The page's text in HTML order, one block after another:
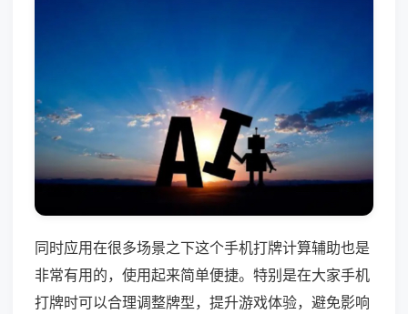
同时应用在很多场景之下这个手机打牌计算辅助也是
非常有用的，使用起来简单便捷。特别是在大家手机
打牌时可以合理调整牌型，提升游戏体验，避免影响